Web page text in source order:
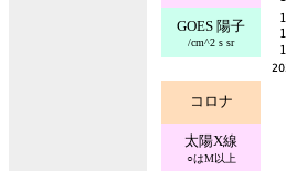
GOES 陽子
/cm^2 s sr
コロナ
太陽X線
○はM以上